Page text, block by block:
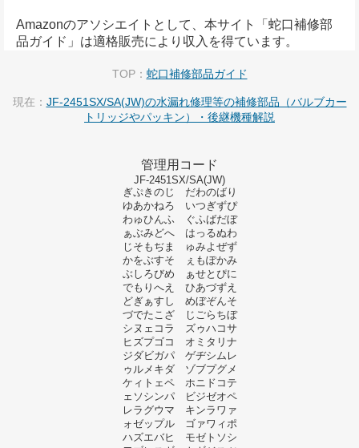
Amazonのアソシエイトとして、本サイト「蛇口補修部
品ガイド」は適格販売により収入を得ています。
TOP： 蛇口補修部品ガイド
現在： JF-2451SX/SA(JW)の水漏れ修理等の補修部品（バルブカー
トリッジやパッキン）・後継機種解説
管理用コード
JF-2451SX/SA(JW)
ぎぷきのじ だわのばり
ゆあかねろ いつぎずぴ
わゅひんふ ぐふばだぼ
ぁぶみどへ はっるぬわ
じそもぢま ゅみよぜず
かをぶすそ ぇもぽかみ
ぶしろびめ ぁせとぴに
でもりへえ ひあづずえ
どぎぁすし めぼぞんそ
づでたこざ じごらちぼ
シヌェコラ ズゥハコサ
ヒズプゴコ オミタリナ
ジダビガパ ゲヂシムレ
ゥルメキダ ゾブプグメ
ケィトェペ ホニドコテ
ェソシンパ ビジゼオペ
レラグウマ キンラワァ
ォゼップル ゴァワィポ
ハズエバヒ モゼトソシ